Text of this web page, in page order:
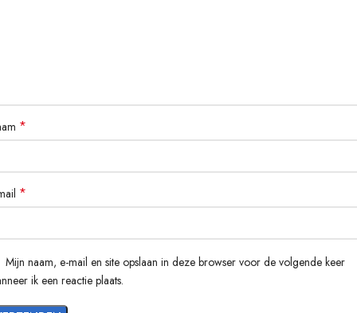
*
*
Mijn naam, e-mail en site opslaan in deze browser voor de volgende keer
ik een reactie plaats.